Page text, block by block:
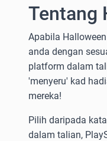
Tentang
Apabila
anda dengan
platform dalam
'menyeru' kad
mereka!
Pilih daripada
dalam talian,